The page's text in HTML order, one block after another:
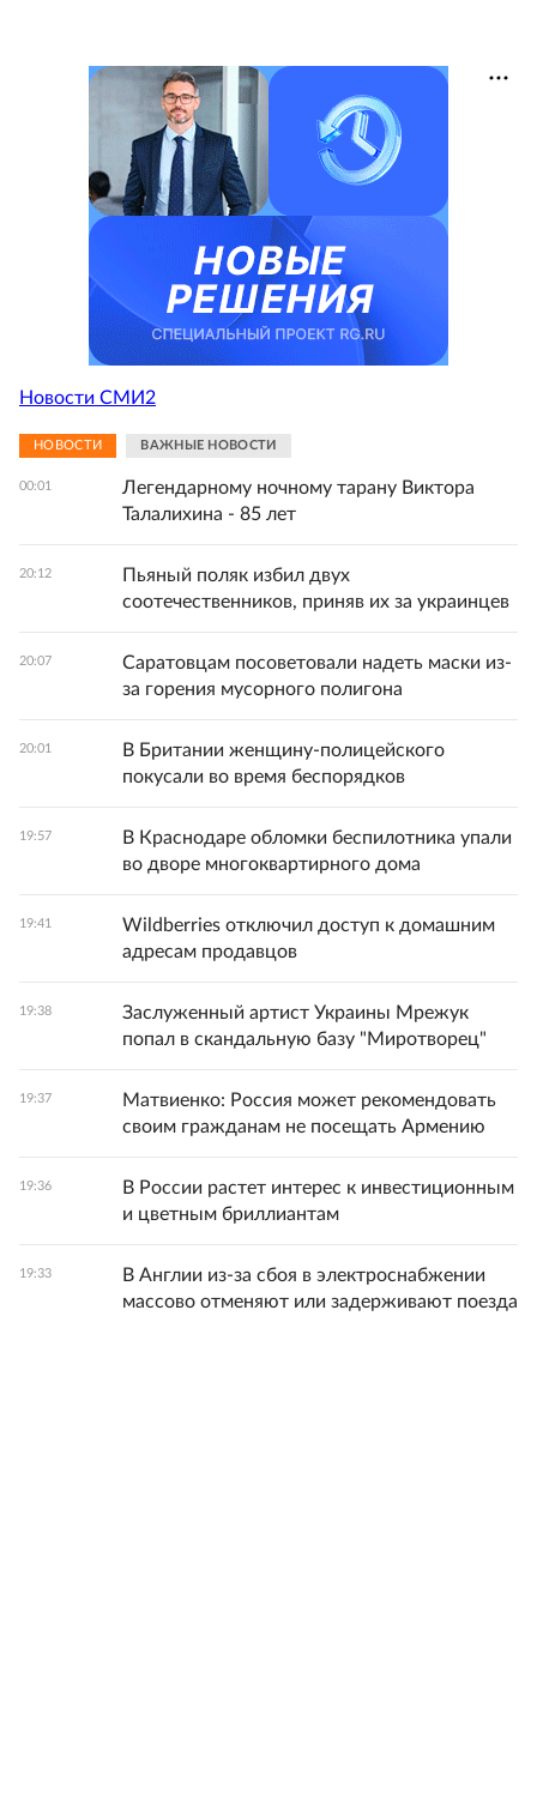
Новости СМИ2
НОВОСТИ ВАЖНЫЕ НОВОСТИ
00:01
Легендарному ночному тарану Виктора
Талалихина - 85 лет
20:12
Пьяный поляк избил двух
соотечественников, приняв их за украинцев
20:07
Саратовцам посоветовали надеть маски из-
за горения мусорного полигона
20:01
В Британии женщину-полицейского
покусали во время беспорядков
19:57
В Краснодаре обломки беспилотника упали
во дворе многоквартирного дома
19:41
Wildberries отключил доступ к домашним
адресам продавцов
19:38
Заслуженный артист Украины Мрежук
попал в скандальную базу "Миротворец"
19:37
Матвиенко: Россия может рекомендовать
своим гражданам не посещать Армению
19:36
В России растет интерес к инвестиционным
и цветным бриллиантам
19:33
В Англии из-за сбоя в электроснабжении
массово отменяют или задерживают поезда